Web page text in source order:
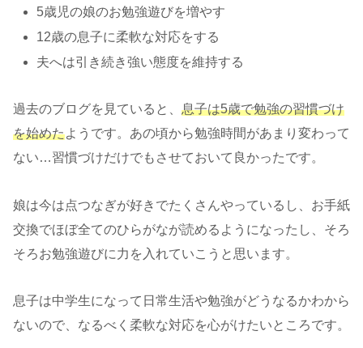
5歳児の娘のお勉強遊びを増やす
12歳の息子に柔軟な対応をする
夫へは引き続き強い態度を維持する
過去のブログを見ていると、 息子は5歳で勉強の習慣づけ
を始めたようです。あの頃から勉強時間があまり変わって
ない…習慣づけだけでもさせておいて良かったです。
娘は今は点つなぎが好きでたくさんやっているし、お手紙
交換でほぼ全てのひらがなが読めるようになったし、そろ
そろお勉強遊びに力を入れていこうと思います。
息子は中学生になって日常生活や勉強がどうなるかわから
ないので、なるべく柔軟な対応を心がけたいところです。